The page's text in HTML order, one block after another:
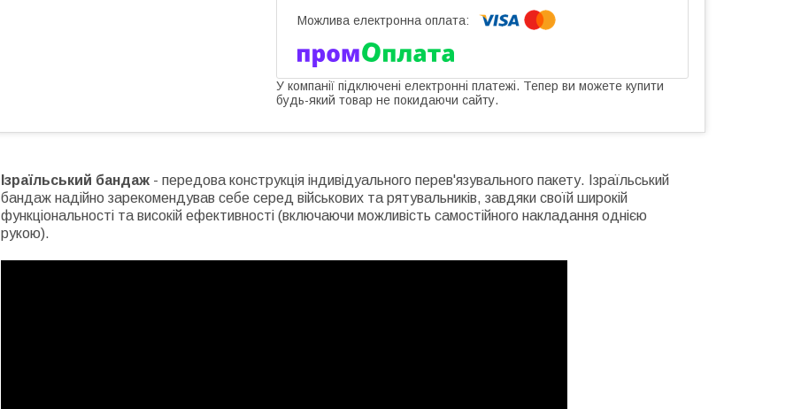
У компанії підключені електронні платежі. Тепер ви можете купити
будь-який товар не покидаючи сайту.
Ізраїльський бандаж - передова конструкція індивідуального перев'язувального пакету. Ізраїльський
бандаж надійно зарекомендував себе серед військових та рятувальників, завдяки своїй широкій
функціональності та високій ефективності (включаючи можливість самостійного накладання однією
рукою).